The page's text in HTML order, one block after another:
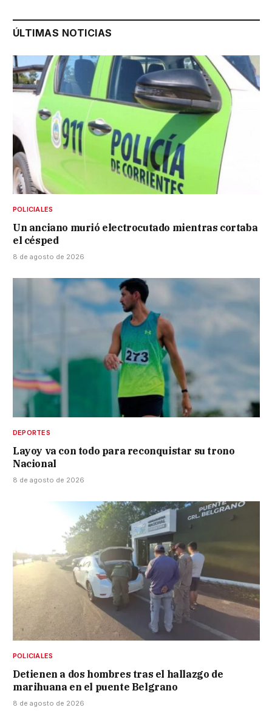
ÚLTIMAS NOTICIAS
POLICIALES
Un anciano murió electrocutado mientras cortaba
el césped
8 de agosto de 2026
DEPORTES
Layoy va con todo para reconquistar su trono
Nacional
8 de agosto de 2026
POLICIALES
Detienen a dos hombres tras el hallazgo de
marihuana en el puente Belgrano
8 de agosto de 2026